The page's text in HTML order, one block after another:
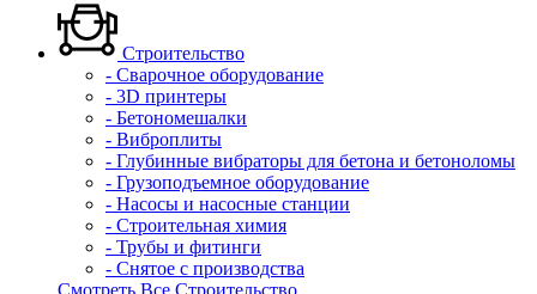
Строительство
- Сварочное оборудование
- 3D принтеры
- Бетономешалки
- Виброплиты
- Глубинные вибраторы для бетона и бетоноломы
- Грузоподъемное оборудование
- Насосы и насосные станции
- Строительная химия
- Трубы и фитинги
- Снятое с производства
Смотреть Все Строительство